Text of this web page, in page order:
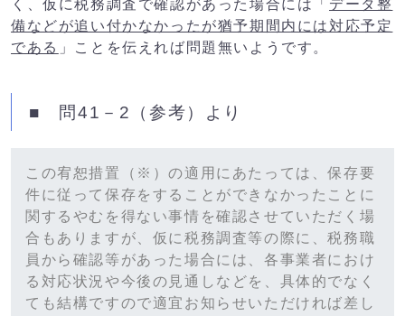
く、仮に税務調査で確認があった場合には
「 データ整
備などが追い付かなかったが猶予期間内には対応予定
である 」 ことを伝えれば問題無いようです。
■ 問41－2（参考）より
この宥恕措置（※）の適用にあたっては、保存要
件に従って保存をすることができなかったことに
関するやむを得ない事情を確認させていただく場
合もありますが、仮に税務調査等の際に、税務職
員から確認等があった場合には、各事業者におけ
る対応状況や今後の見通しなどを、具体的でなく
ても結構ですので適宜お知らせいただければ差し